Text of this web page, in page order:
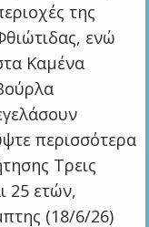
της
ενώ
Καμένα
περισσότερα
Τρεις
25 ετών,
(18/6/26)